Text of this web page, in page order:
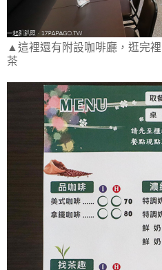
▲這裡還有附設咖啡廳，逛完
茶